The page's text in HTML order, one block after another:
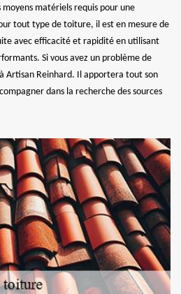
matériels requis pour une
tout type de toiture, il est en mesure de
avec efficacité et rapidité en utilisant
Si vous avez un problème de
Artisan Reinhard. Il apportera tout son
dans la recherche des sources